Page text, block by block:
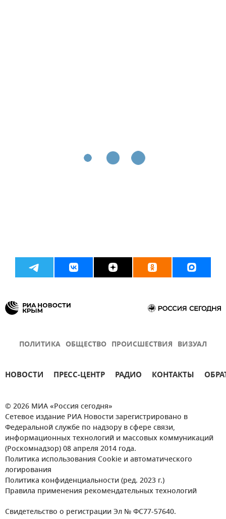
ПОЛИТИКА ОБЩЕСТВО ПРОИСШЕСТВИЯ ВИЗУАЛ
НОВОСТИ ПРЕСС-ЦЕНТР РАДИО КОНТАКТЫ
© 2026 МИА «Россия сегодня»
Сетевое издание РИА Новости зарегистрировано в
Федеральной службе по надзору в сфере связи,
информационных технологий и массовых коммуникаций
(Роскомнадзор) 08 апреля 2014 года.
Политика использования Cookie и автоматического
логирования
Политика конфиденциальности (ред. 2023 г.)
Правила применения рекомендательных технологий
Свидетельство о регистрации Эл № ФС77-57640.